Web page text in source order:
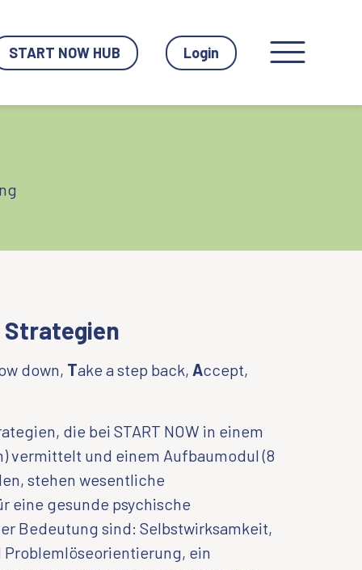
START NOW HUB Login
Strategien
down, Take a step back, Accept,
die bei START NOW in einem
vermittelt und einem Aufbaumodul (8
stehen wesentliche
eine gesunde psychische
Bedeutung sind: Selbstwirksamkeit,
ein